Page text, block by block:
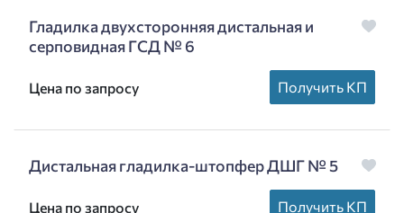
Гладилка двухсторонняя дистальная и
серповидная ГСД № 6
Цена по запросу Получить КП
Дистальная гладилка-штопфер ДШГ № 5
Цена по запросу Получить КП